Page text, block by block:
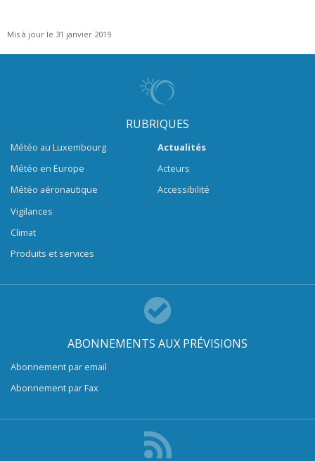
Mis à jour le 31 janvier 2019
RUBRIQUES
Météo au Luxembourg
Météo en Europe
Météo aéronautique
Vigilances
Climat
Produits et services
Actualités
Acteurs
Accessibilité
ABONNEMENTS AUX PRÉVISIONS
Abonnement par email
Abonnement par Fax